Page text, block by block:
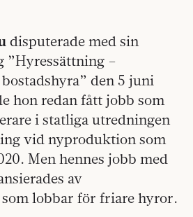
disputerade med sin
”Hyressättning –
den 5 juni
hon redan fått jobb som
i statliga utredningen
vid nyproduktion som
Men hennes jobb med
av
som lobbar för friare hyror.